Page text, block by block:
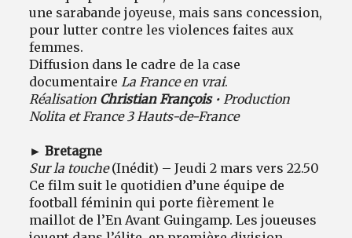
une sarabande joyeuse, mais sans concession,
pour lutter contre les violences faites aux
femmes.
Diffusion dans le cadre de la case
documentaireLa France en vrai.
Réalisation Christian François• Production
Nolita et France 3 Hauts-de-France
► Bretagne
Sur la touche(Inédit) – Jeudi 2 mars vers 22.50
Ce film suit le quotidien d’une équipe de
football féminin qui porte fièrement le
maillot de l’En Avant Guingamp. Les joueuses